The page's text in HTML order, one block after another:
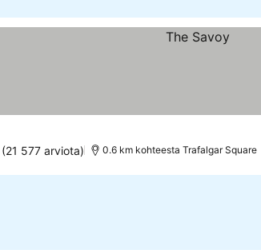
(21 577 arviota) 0.6 km kohteesta Trafalgar Square